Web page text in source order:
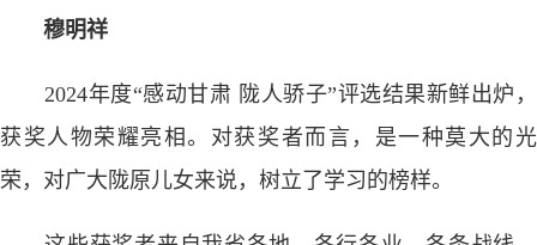
穆明祥
2024年度“感动甘肃 陇人骄子”评选结果新鲜出炉，
获奖人物荣耀亮相。对获奖者而言，是一种莫大的光
荣，对广大陇原儿女来说，树立了学习的榜样。